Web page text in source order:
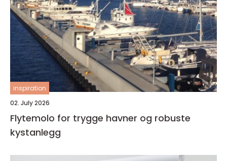
inspiration
02. July 2026
Flytemolo for trygge havner og robuste
kystanlegg